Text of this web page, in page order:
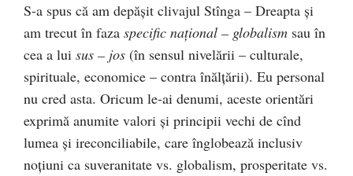
S-a spus că am depășit clivajul Stînga – Dreapta și
am trecut în faza specific național – globalism sau în
cea a lui sus – jos (în sensul nivelării – culturale,
spirituale, economice – contra înălțării). Eu personal
nu cred asta. Oricum le-ai denumi, aceste orientări
exprimă anumite valori și principii vechi de cînd
lumea și ireconciliabile, care înglobează inclusiv
noțiuni ca suveranitate vs. globalism, prosperitate vs.